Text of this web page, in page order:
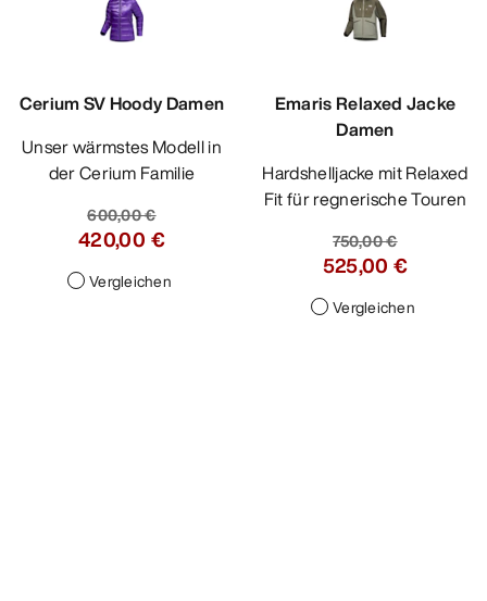
Cerium SV Hoody Damen
Unser wärmstes Modell in
der Cerium Familie
600,00 €
420,00 €
Vergleichen
Emaris Relaxed Jacke
Damen
Hardshelljacke mit Relaxed
Fit für regnerische Touren
750,00 €
525,00 €
Vergleichen